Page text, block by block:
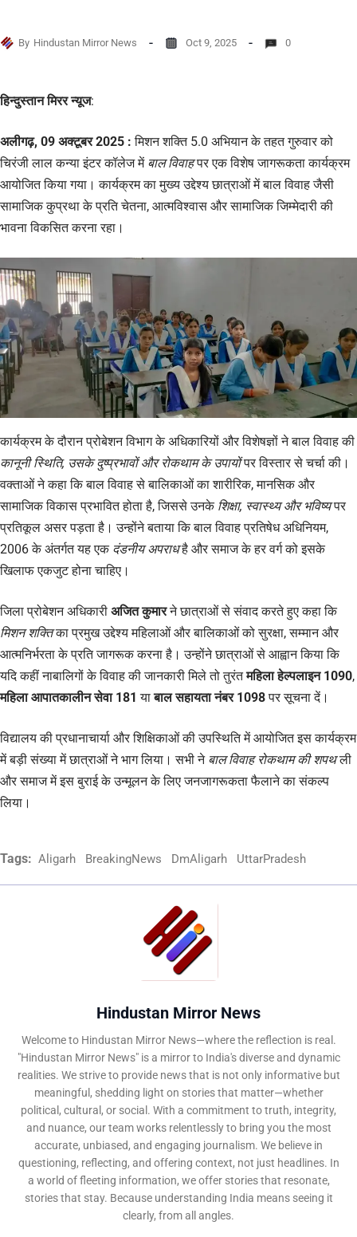
By Hindustan Mirror News Oct 9, 2025 0
हिन्दुस्तान मिरर न्यूज:
अलीगढ़, 09 अक्टूबर 2025 : मिशन शक्ति 5.0 अभियान के तहत गुरुवार को
चिरंजी लाल कन्या इंटर कॉलेज में बाल विवाहपर एक विशेष जागरूकता कार्यक्रम
आयोजित किया गया। कार्यक्रम का मुख्य उद्देश्य छात्राओं में बाल विवाह जैसी
सामाजिक कुप्रथा के प्रति चेतना, आत्मविश्वास और सामाजिक जिम्मेदारी की
भावना विकसित करना रहा।
कार्यक्रम के दौरान प्रोबेशन विभाग के अधिकारियों और विशेषज्ञों ने बाल विवाह की
कानूनी स्थिति, उसके दुष्प्रभावों और रोकथाम के उपायोंपर विस्तार से चर्चा की।
वक्ताओं ने कहा कि बाल विवाह से बालिकाओं का शारीरिक, मानसिक और
सामाजिक विकास प्रभावित होता है, जिससे उनके शिक्षा, स्वास्थ्य और भविष्यपर
प्रतिकूल असर पड़ता है। उन्होंने बताया कि बाल विवाह प्रतिषेध अधिनियम,
2006 के अंतर्गत यह एक दंडनीय अपराधहै और समाज के हर वर्ग को इसके
खिलाफ एकजुट होना चाहिए।
जिला प्रोबेशन अधिकारी अजित कुमारने छात्राओं से संवाद करते हुए कहा कि
मिशन शक्तिका प्रमुख उद्देश्य महिलाओं और बालिकाओं को सुरक्षा, सम्मान और
आत्मनिर्भरता के प्रति जागरूक करना है। उन्होंने छात्राओं से आह्वान किया कि
यदि कहीं नाबालिगों के विवाह की जानकारी मिले तो तुरंतमहिला हेल्पलाइन 1090,
महिला आपातकालीन सेवा 181 याबाल सहायता नंबर 1098पर सूचना दें।
विद्यालय की प्रधानाचार्या और शिक्षिकाओं की उपस्थिति में आयोजित इस कार्यक्रम
में बड़ी संख्या में छात्राओं ने भाग लिया। सभी ने बाल विवाह रोकथाम की शपथली
और समाज में इस बुराई के उन्मूलन के लिए जनजागरूकता फैलाने का संकल्प
लिया।
Tags: Aligarh BreakingNews DmAligarh UttarPradesh
Hindustan Mirror News
Welcome to Hindustan Mirror News—where the reflection is real.
"Hindustan Mirror News" is a mirror to India's diverse and dynamic
realities. We strive to provide news that is not only informative but
meaningful, shedding light on stories that matter—whether
political, cultural, or social. With a commitment to truth, integrity,
and nuance, our team works relentlessly to bring you the most
accurate, unbiased, and engaging journalism. We believe in
questioning, reflecting, and offering context, not just headlines. In
a world of fleeting information, we offer stories that resonate,
stories that stay. Because understanding India means seeing it
clearly, from all angles.